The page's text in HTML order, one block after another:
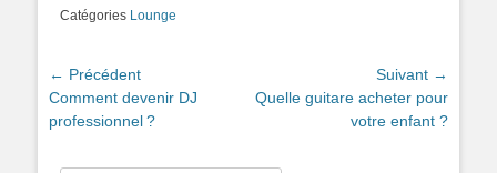
enfants
Catégories Lounge
Navigation
de
l’article
← Précédent
Article
précédent :
Comment devenir DJ
professionnel ?
Suivant →
Article
Quelle guitare acheter pour
votre enfant ?